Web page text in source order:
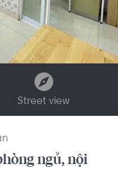
Street view
ngủ, nội